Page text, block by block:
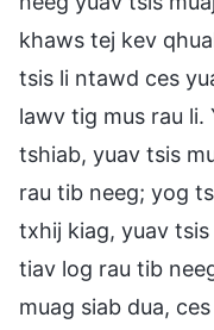
khaws tej kev
tsis li ntawd ces
lawv tig mus rau li.
tshiab, yuav tsis
rau tib neeg; yog
txhij kiag, yuav
tiav log rau tib
muag siab dua,